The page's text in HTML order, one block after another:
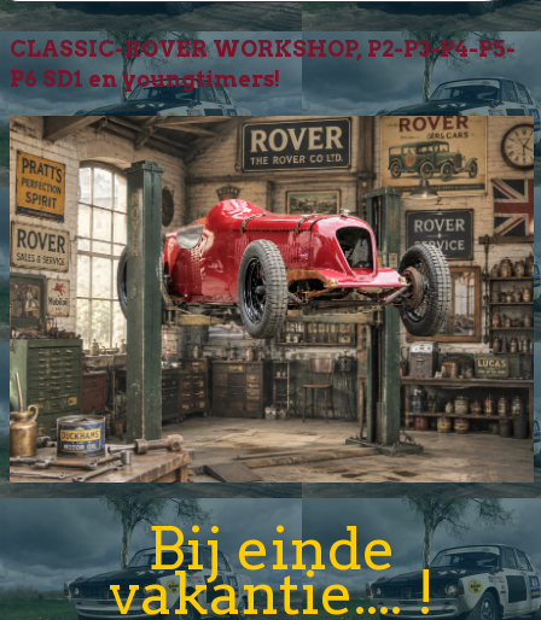
CLASSIC-ROVER WORKSHOP, P2-P3-P4-P5-
P6 SD1 en youngtimers!
Bij einde
vakantie.... !